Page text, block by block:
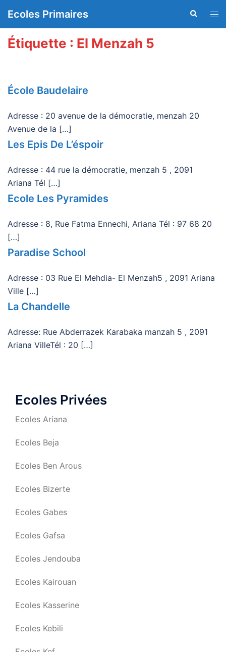
auEcoles Primaires
le
Étiquette : El Menzah 5
École Baudelaire
Adresse : 20 avenue de la démocratie, menzah 20
Avenue de la […]
Les Epis De L’éspoir
Adresse : 44 rue la démocratie, menzah 5 , 2091
Ariana Tél […]
Ecole Les Pyramides
Adresse : 8, Rue Fatma Ennechi, Ariana Tél : 97 68 20
[…]
Paradise School
Adresse : 03 Rue El Mehdia- El Menzah5 , 2091 Ariana
Ville […]
La Chandelle
Adresse: Rue Abderrazek Karabaka manzah 5 , 2091
Ariana VilleTél : 20 […]
Ecoles Privées
Ecoles Ariana
Ecoles Beja
Ecoles Ben Arous
Ecoles Bizerte
Ecoles Gabes
Ecoles Gafsa
Ecoles Jendouba
Ecoles Kairouan
Ecoles Kasserine
Ecoles Kebili